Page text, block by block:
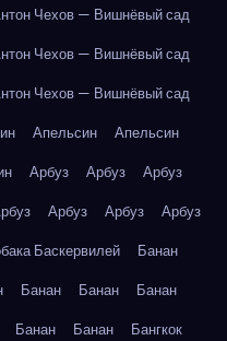
Чехов — Вишнёвый сад
Чехов — Вишнёвый сад
Чехов — Вишнёвый сад
Апельсин
Апельсин
Арбуз Арбуз
Арбуз
Арбуз Арбуз
Арбуз
Баскервилей
Банан
Банан Банан
Банан
Банан Банан
Бангкок